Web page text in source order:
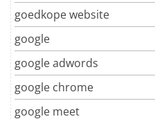
goedkope website
google
google adwords
google chrome
google meet